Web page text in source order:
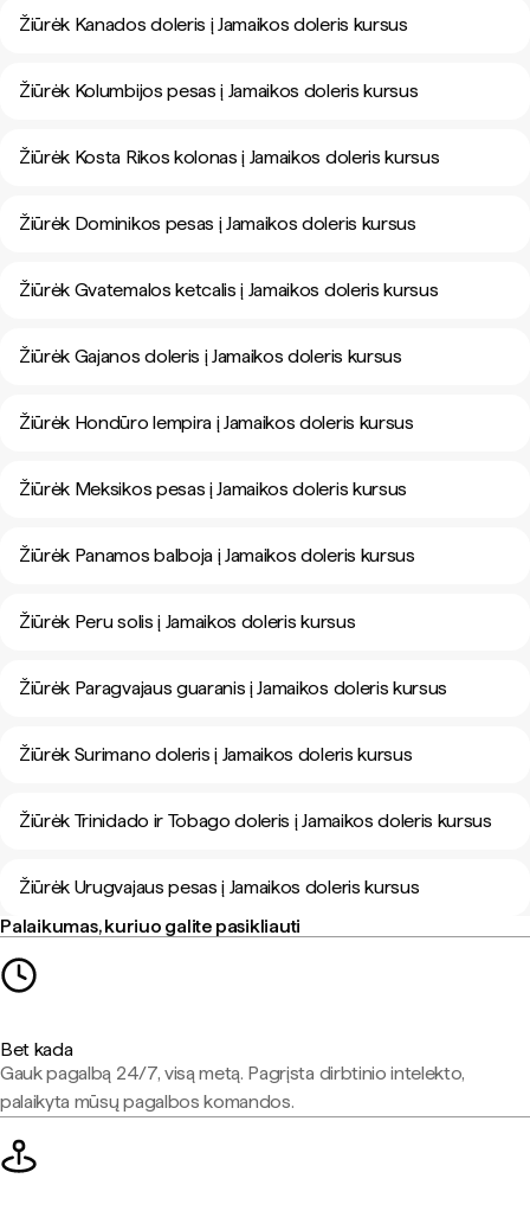
Žiūrėk Kanados doleris į Jamaikos doleris kursus
Žiūrėk Kolumbijos pesas į Jamaikos doleris kursus
Žiūrėk Kosta Rikos kolonas į Jamaikos doleris kursus
Žiūrėk Dominikos pesas į Jamaikos doleris kursus
Žiūrėk Gvatemalos ketcalis į Jamaikos doleris kursus
Žiūrėk Gajanos doleris į Jamaikos doleris kursus
Žiūrėk Hondūro lempira į Jamaikos doleris kursus
Žiūrėk Meksikos pesas į Jamaikos doleris kursus
Žiūrėk Panamos balboja į Jamaikos doleris kursus
Žiūrėk Peru solis į Jamaikos doleris kursus
Žiūrėk Paragvajaus guaranis į Jamaikos doleris kursus
Žiūrėk Surimano doleris į Jamaikos doleris kursus
Žiūrėk Trinidado ir Tobago doleris į Jamaikos doleris kursus
Žiūrėk Urugvajaus pesas į Jamaikos doleris kursus
Palaikumas, kuriuo galite pasikliauti
Bet kada
Gauk pagalbą 24/7, visą metą. Pagrįsta dirbtinio intelekto,
palaikyta mūsų pagalbos komandos.